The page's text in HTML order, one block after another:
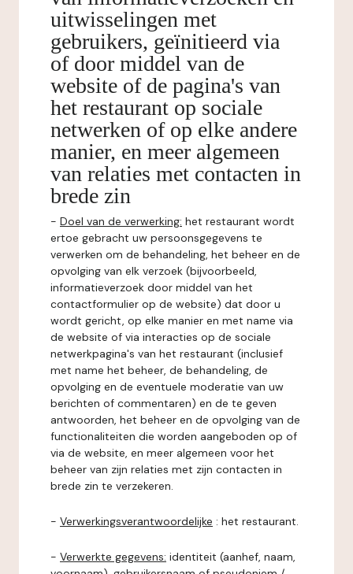
uitwisselingen met
gebruikers, geïnitieerd via
of door middel van de
website of de pagina's van
het restaurant op sociale
netwerken of op elke andere
manier, en meer algemeen
van relaties met contacten in
brede zin
- Doel van de verwerking: het restaurant wordt
ertoe gebracht uw persoonsgegevens te
verwerken om de behandeling, het beheer en de
opvolging van elk verzoek (bijvoorbeeld,
informatieverzoek door middel van het
contactformulier op de website) dat door u
wordt gericht, op elke manier en met name via
de website of via interacties op de sociale
netwerkpagina's van het restaurant (inclusief
met name het beheer, de behandeling, de
opvolging en de eventuele moderatie van uw
berichten of commentaren) en de te geven
antwoorden, het beheer en de opvolging van de
functionaliteiten die worden aangeboden op of
via de website, en meer algemeen voor het
beheer van zijn relaties met zijn contacten in
brede zin te verzekeren.
- Verwerkingsverantwoordelijke : het restaurant.
- Verwerkte gegevens: identiteit (aanhef, naam,